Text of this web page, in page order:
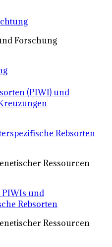
Forschung
(PIWI) und
Rebsorten
Ressourcen
und
Rebsorten
Ressourcen